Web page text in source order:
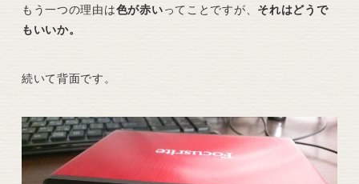
もう一つの理由は色が赤いってことですが、 それはどうで
もいいか。
続いて背面です。